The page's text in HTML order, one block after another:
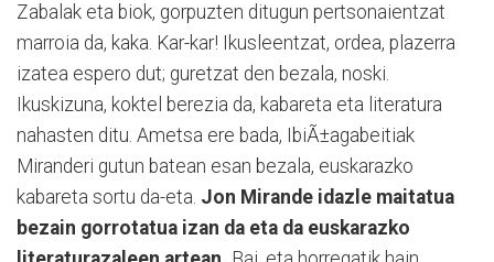
Zabalak eta biok, gorpuzten ditugun pertsonaientzat
marroia da, kaka. Kar-kar! Ikusleentzat, ordea, plazerra
izatea espero dut; guretzat den bezala, noski.
Ikuskizuna, koktel berezia da, kabareta eta literatura
nahasten ditu. Ametsa ere bada, IbiÃ±agabeitiak
Miranderi gutun batean esan bezala, euskarazko
kabareta sortu da-eta. Jon Mirande idazle maitatua
bezain gorrotatua izan da eta da euskarazko